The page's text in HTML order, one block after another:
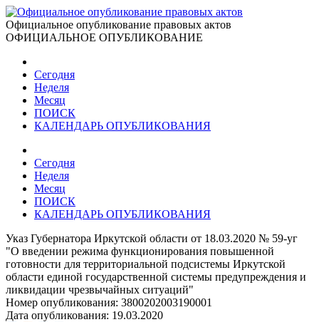
Официальное опубликование правовых актов
ОФИЦИАЛЬНОЕ ОПУБЛИКОВАНИЕ
Сегодня
Неделя
Месяц
ПОИСК
КАЛЕНДАРЬ ОПУБЛИКОВАНИЯ
Сегодня
Неделя
Месяц
ПОИСК
КАЛЕНДАРЬ ОПУБЛИКОВАНИЯ
Указ Губернатора Иркутской области от 18.03.2020 № 59-уг
"О введении режима функционирования повышенной
готовности для территориальной подсистемы Иркутской
области единой государственной системы предупреждения и
ликвидации чрезвычайных ситуаций"
Номер опубликования: 3800202003190001
Дата опубликования: 19.03.2020